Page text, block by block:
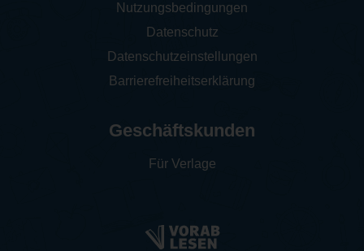
Nutzungsbedingungen
Datenschutz
Datenschutzeinstellungen
Barrierefreiheitserklärung
Geschäftskunden
Für Verlage